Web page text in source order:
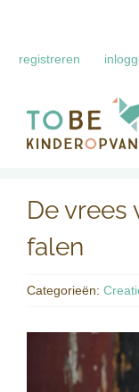
inhoud
registreren
De vrees
falen
Categorieën: